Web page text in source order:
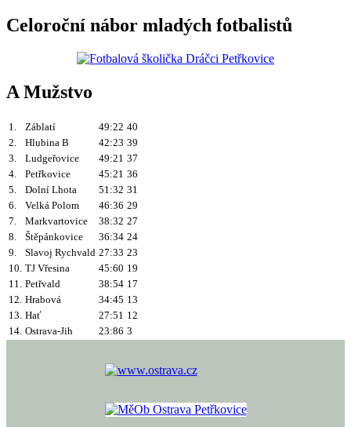
Celoroční nábor mladých fotbalistů
A Mužstvo
1. Záblatí 49:22 40
2.
Hlubina B 42:23 39
3.
Ludgeřovice 49:21 37
4.
Petřkovice 45:21 36
5.
Dolní Lhota 51:32 31
6.
Velká Polom 46:36 29
7.
Markvartovice 38:32 27
8.
Štěpánkovice 36:34 24
9.
Slavoj Rychvald 27:33 23
10. TJ Vřesina 45:60 19
11.
Petřvald 38:54 17
12. Hrabová 34:45 13
13. Hať 27:51 12
14. Ostrava-Jih 23:86 3